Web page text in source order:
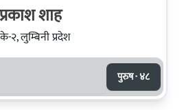
शाह
२, लुम्बिनी प्रदेश
पुरुष · ४८